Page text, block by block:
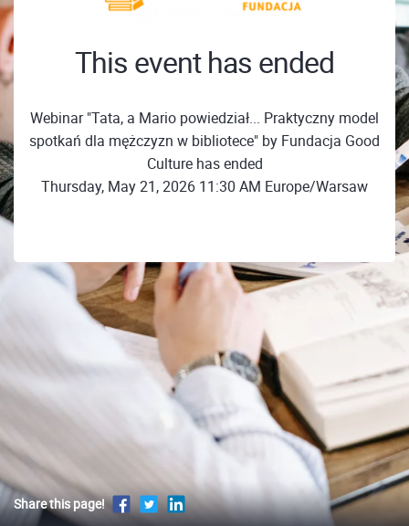
This event has ended
Webinar "Tata, a Mario powiedział... Praktyczny model
spotkań dla mężczyzn w bibliotece" by Fundacja Good
Culture has ended
Thursday, May 21, 2026 11:30 AM Europe/Warsaw
Share this page!